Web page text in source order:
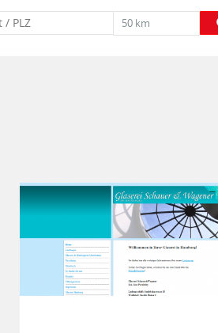
50 km